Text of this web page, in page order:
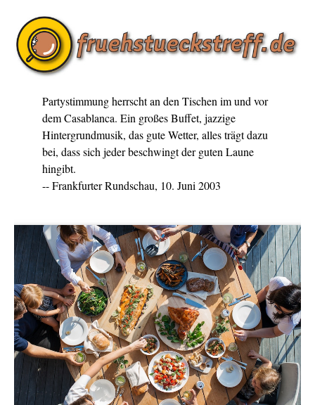
Partystimmung herrscht an den Tischen im und vor
dem Casablanca. Ein großes Buffet, jazzige
Hintergrundmusik, das gute Wetter, alles trägt dazu
bei, dass sich jeder beschwingt der guten Laune
hingibt.
-- Frankfurter Rundschau, 10. Juni 2003